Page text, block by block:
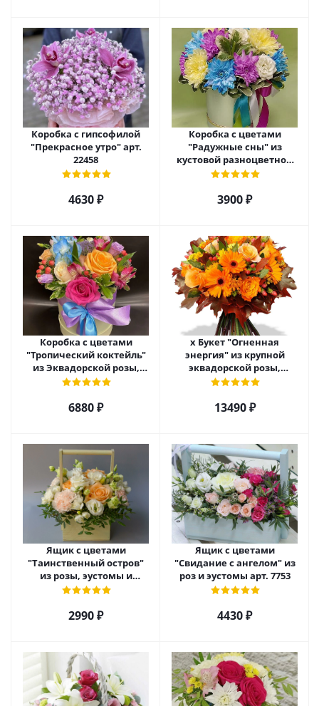
Коробка с гипсофилой
"Прекрасное утро" арт.
22458
4630 ₽
Коробка с цветами
"Радужные сны" из
кустовой разноцветной
хризантемы арт. 22457
3900 ₽
Коробка с цветами
"Тропический коктейль"
из Эквадорской розы,
эустомы, альстромерии
6880 ₽
х Букет "Огненная
энергия" из крупной
эквадорской розы,
гиперикума и гермини.
13490 ₽
Ящик с цветами
"Таинственный остров"
из розы, эустомы и
диантуса арт. 7754
2990 ₽
Ящик с цветами
"Свидание с ангелом" из
роз и эустомы арт. 7753
4430 ₽